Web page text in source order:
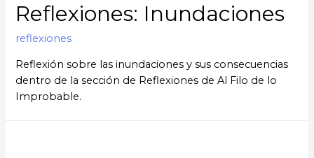
Reflexiones: Inundaciones
reflexiones
Reflexión sobre las inundaciones y sus consecuencias
dentro de la sección de Reflexiones de Al Filo de lo
Improbable.